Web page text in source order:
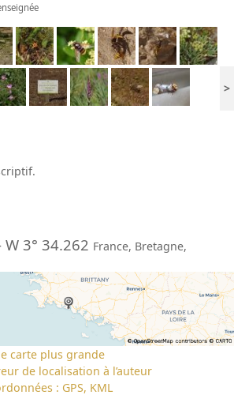
>
W 3° 34.262 France, Bretagne,
carte plus grande
de localisation à l’auteur
: GPS, KML